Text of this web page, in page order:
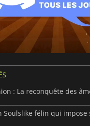
Soulslike félin qui impose